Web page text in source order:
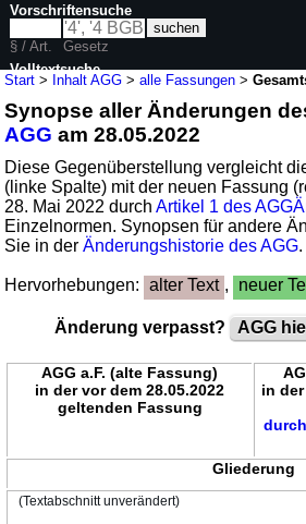
Start > Inhalt AGG >alle Fassungen >
Synopse aller Änderungen
AGG am 28.05.2022
Diese Gegenüberstellung vergleicht
(linke Spalte) mit der neuen Fassung
28. Mai 2022 durchArtikel 1 des
Einzelnormen. Synopsen für andere
Sie in derÄnderungshistorie des AGG.
Hervorhebungen: alter Text , neuer
Änderung verpasst? AGG
AGG a.F. (alte Fassung)
in der vor dem 28.05.2022
geltenden Fassung
in
Gliederung
(Textabschnitt unverändert)
Vorschriftensuche
§ / Art.
Gesetz
Volltextsuche
nur in AGG